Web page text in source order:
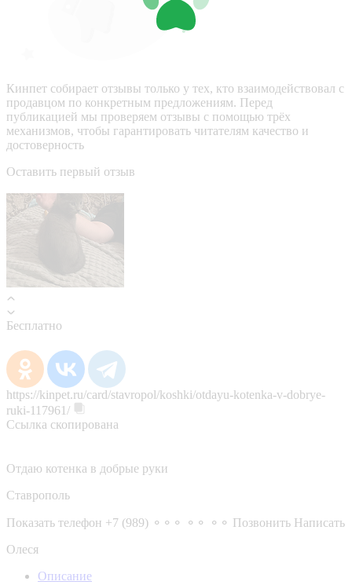
Кинпет собирает отзывы только у тех, кто взаимодействовал с
продавцом по конкретным предложениям. Перед
публикацией мы проверяем отзывы с помощью трёх
механизмов, чтобы гарантировать читателям качество и
достоверность
Оставить первый отзыв
Бесплатно
https://kinpet.ru/card/stavropol/koshki/otdayu-kotenka-v-dobrye-
ruki-117961/
Ссылка скопирована
Отдаю котенка в добрые руки
Ставрополь
Показать телефон +7 (989) ⚬⚬⚬ ⚬⚬ ⚬⚬ Позвонить Написать
Олеся
Описание